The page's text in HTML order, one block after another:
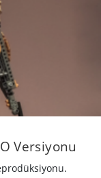
Versiyonu